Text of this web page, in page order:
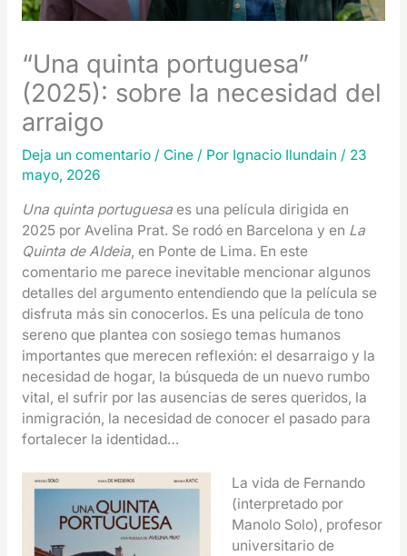
“Una quinta portuguesa”
(2025): sobre la necesidad del
arraigo
Deja un comentario / Cine/ Por Ignacio Ilundain / 23
mayo, 2026
Una quinta portuguesaes una película dirigida en
2025 por Avelina Prat. Se rodó en Barcelona y en La
Quinta de Aldeia, en Ponte de Lima. En este
comentario me parece inevitable mencionar algunos
detalles del argumento entendiendo que la película se
disfruta más sin conocerlos. Es una película de tono
sereno que plantea con sosiego temas humanos
importantes que merecen reflexión: el desarraigo y la
necesidad de hogar, la búsqueda de un nuevo rumbo
vital, el sufrir por las ausencias de seres queridos, la
inmigración, la necesidad de conocer el pasado para
fortalecer la identidad…
La vida de Fernando
(interpretado por
Manolo Solo), profesor
universitario de